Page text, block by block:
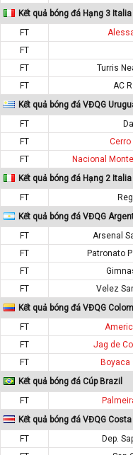
Kết quả bóng đá Hạng 3 Italia
FT
FT
FT
Turris
FT
AC
Kết quả bóng đá VĐQG
FT
FT
Cerro
FT
Nacional
Kết quả bóng đá Hạng 2 Italia
FT
Kết quả bóng đá VĐQG
FT
Arsenal
FT
Patronato
FT
FT
Velez
Kết quả bóng đá VĐQG
FT
FT
Jag de
FT
Boyaca
Kết quả bóng đá Cúp Brazil
FT
Kết quả bóng đá VĐQG
FT
Dep.